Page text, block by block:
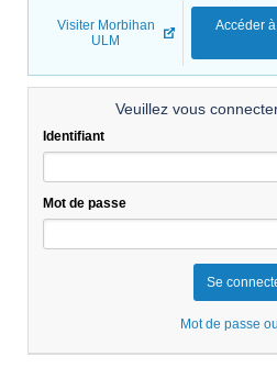
Visiter Morbihan
ULM
Accéder
Veuillez vous
Identifiant
Mot de passe
Mot de passe